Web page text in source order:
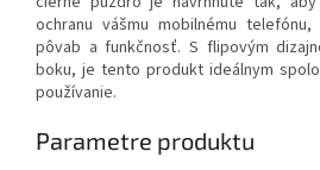
ochranu vášmu mobilnému
pôvab a funkčnosť. S flipovým
boku, je tento produkt ideálnym
používanie.
Parametre produktu